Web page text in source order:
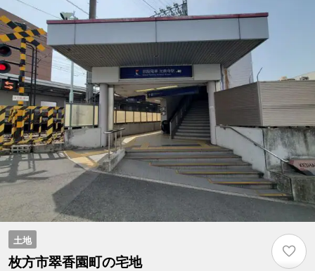
土地
枚方市翠香園町の宅地
♡